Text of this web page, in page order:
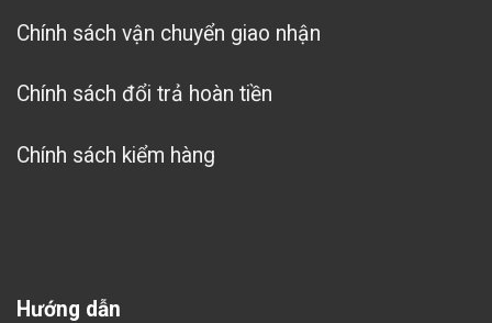
Chính sách vận chuyển giao nhận
Chính sách đổi trả hoàn tiền
Chính sách kiểm hàng
Hướng dẫn